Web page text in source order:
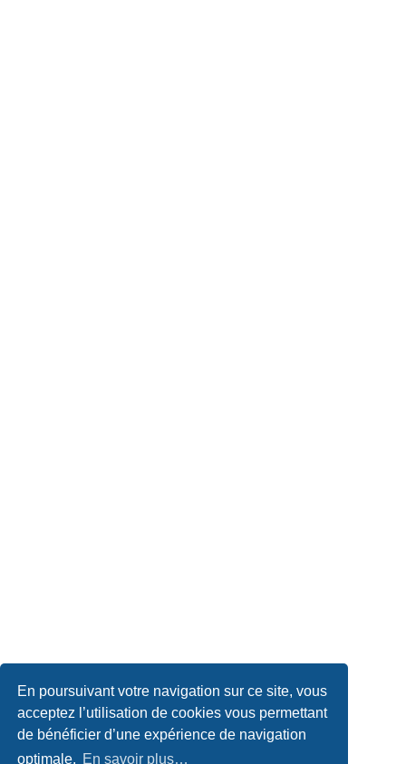
En poursuivant votre navigation sur ce site, vous
acceptez l’utilisation de cookies vous permettant
de bénéficier d’une expérience de navigation
optimale. En savoir plus…